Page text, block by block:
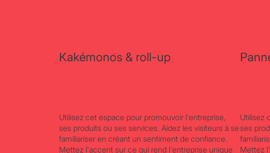
Kakémonos & roll-up
Utilisez cet espace pour promouvoir l'entreprise,
ses produits ou ses services. Aidez les visiteurs à se
familiariser en créant un sentiment de confiance.
Mettez l'accent sur ce qui rend l'entreprise unique
Utilisez
ses
Mettez